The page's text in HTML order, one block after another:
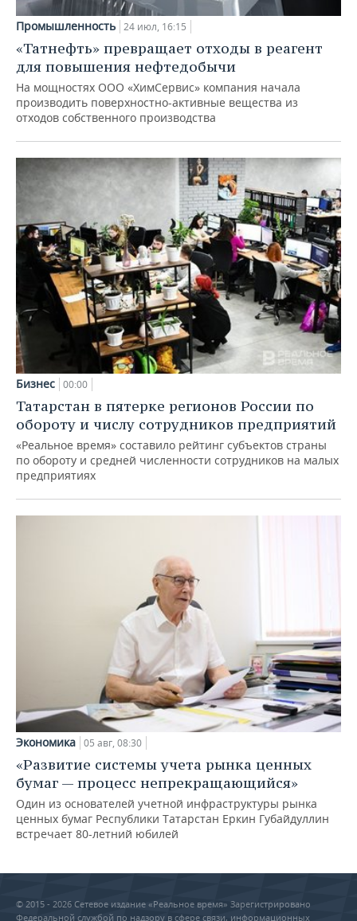
Промышленность 24 июл, 16:15
«Татнефть» превращает отходы в реагент
для повышения нефтедобычи
На мощностях ООО «ХимСервис» компания начала
производить поверхностно-активные вещества из
отходов собственного производства
Бизнес 00:00
Татарстан в пятерке регионов России по
обороту и числу сотрудников предприятий
«Реальное время» составило рейтинг субъектов страны
по обороту и средней численности сотрудников на малых
предприятиях
Экономика 05 авг, 08:30
«Развитие системы учета рынка ценных
бумаг — процесс непрекращающийся»
Один из основателей учетной инфраструктуры рынка
ценных бумаг Республики Татарстан Еркин Губайдуллин
встречает 80-летний юбилей
© 2015 - 2026 Сетевое издание «Реальное время» Зарегистрировано
Федеральной службой по надзору в сфере связи, информационных